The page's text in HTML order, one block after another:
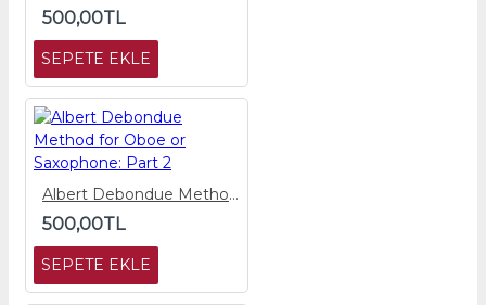
500,00TL
SEPETE EKLE
Albert Debondue Method for Oboe or Saxophone: Part 2
500,00TL
SEPETE EKLE